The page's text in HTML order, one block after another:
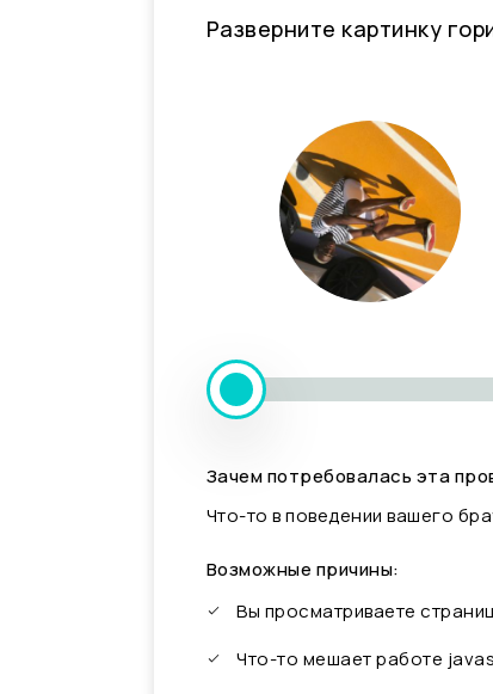
Разверните картинку
Зачем потребовалась эта
Что-то в поведении вашего
Возможные причины:
Вы просматриваете
Что-то мешает работе